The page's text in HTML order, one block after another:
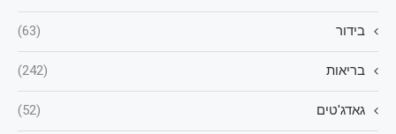
בידור (63)
בריאות (242)
גאדג'טים (52)